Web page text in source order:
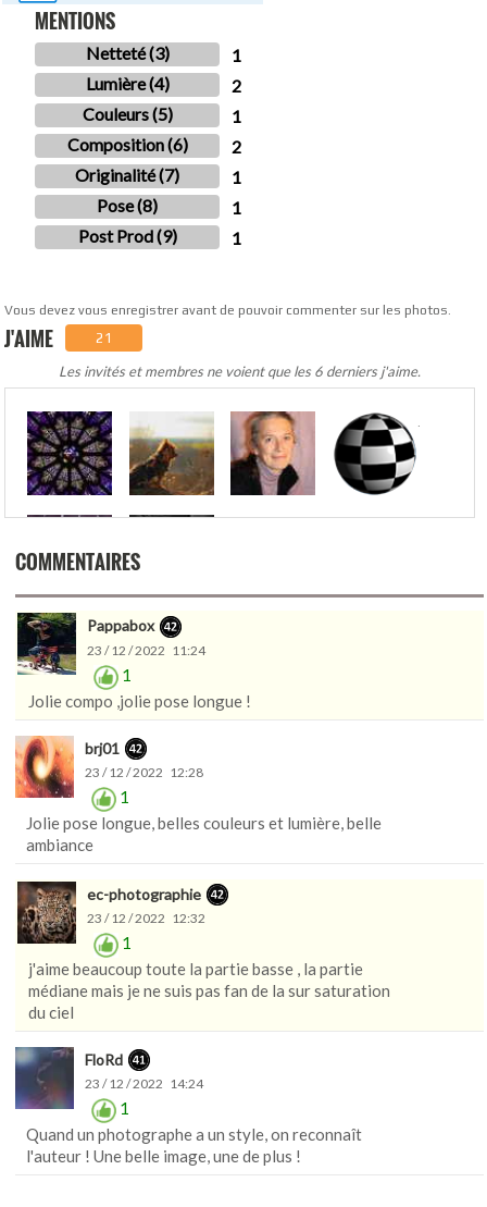
MENTIONS
Netteté (3)
1
Lumière (4)
2
Couleurs (5)
1
Composition (6)
2
Originalité (7)
1
Pose (8)
1
Post Prod (9)
1
Vous devez vous enregistrer avant de pouvoir commenter sur les photos.
J'AIME 21
Les invités et membres ne voient que les 6 derniers j'aime.
COMMENTAIRES
Pappabox
23 / 12 / 2022 11:24
1
Jolie compo ,jolie pose longue !
brj01
23 / 12 / 2022 12:28
1
Jolie pose longue, belles couleurs et lumière, belle
ambiance
ec-photographie
23 / 12 / 2022 12:32
1
j'aime beaucoup toute la partie basse , la partie
médiane mais je ne suis pas fan de la sur saturation
du ciel
FloRd
23 / 12 / 2022 14:24
1
Quand un photographe a un style, on reconnaît
l'auteur ! Une belle image, une de plus !